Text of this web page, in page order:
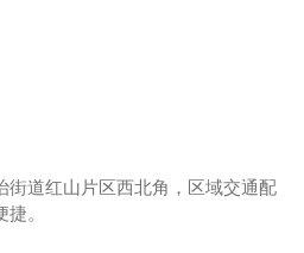
街道红山片区西北角，区域交通配
。